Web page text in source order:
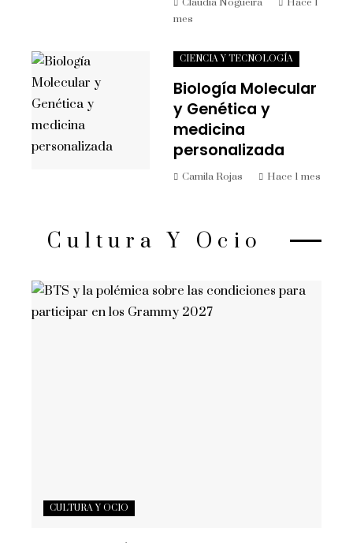
mes
CIENCIA Y TECNOLOGÍA
Biología Molecular
y Genética y
medicina
personalizada
Camila Rojas Hace 1 mes
Cultura Y Ocio
CULTURA Y OCIO